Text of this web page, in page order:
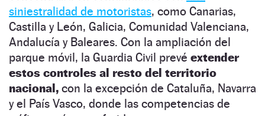
siniestralidad de motoristas, como Canarias,
Castilla y León, Galicia, Comunidad Valenciana,
Andalucía y Baleares. Con la ampliación del
parque móvil, la Guardia Civil prevé extender
estos controles al resto del territorio
nacional, con la excepción de Cataluña, Navarra
y el País Vasco, donde las competencias de